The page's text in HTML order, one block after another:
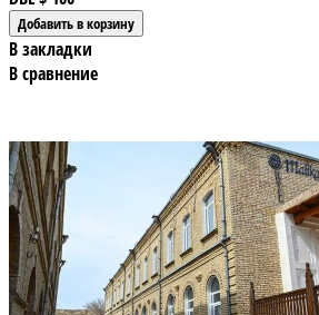
В закладки
В сравнение